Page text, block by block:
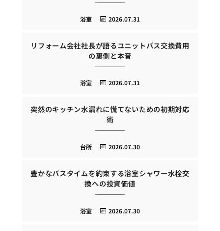
2026.07.31
浴室
リフォーム会社社長が語るユニットバス交換費用
の裏側と本音
2026.07.31
浴室
突然のキッチン水漏れに慌てないための初期対応
術
2026.07.30
台所
豊かなバスタイムを約束する浴室シャワー水栓交
換への投資価値
2026.07.30
浴室